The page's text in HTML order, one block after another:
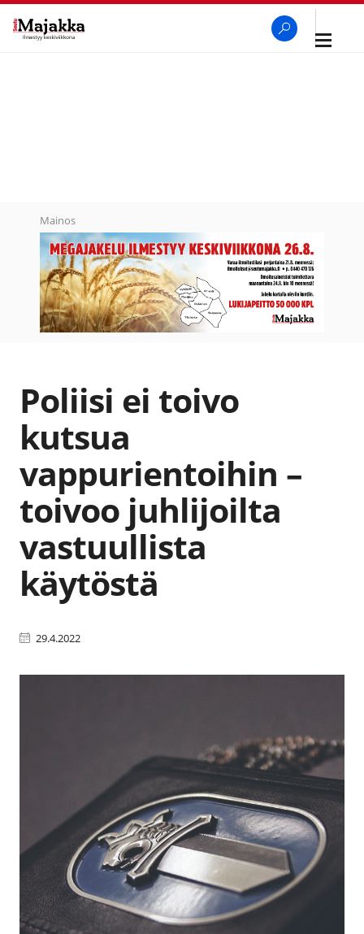
Avaa
Mainos
Poliisi ei toivo
kutsua
vappurientoihin –
toivoo juhlijoilta
vastuullista
käytöstä
29.4.2022